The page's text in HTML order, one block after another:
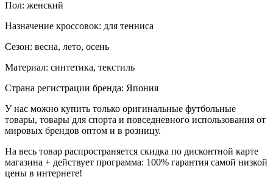
Пол: женский
Назначение кроссовок: для тенниса
Сезон: весна, лето, осень
Материал: синтетика, текстиль
Страна регистрации бренда: Япония
У нас можно купить только оригинальные футбольные
товары, товары для спорта и повседневного использования от
мировых брендов оптом и в розницу.
На весь товар распространяется скидка по дисконтной карте
магазина + действует программа: 100% гарантия самой низкой
цены в интернете!